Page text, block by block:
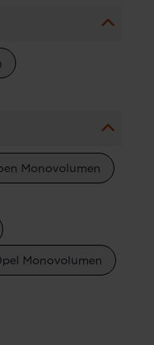
Monovolumen
Monovolumen